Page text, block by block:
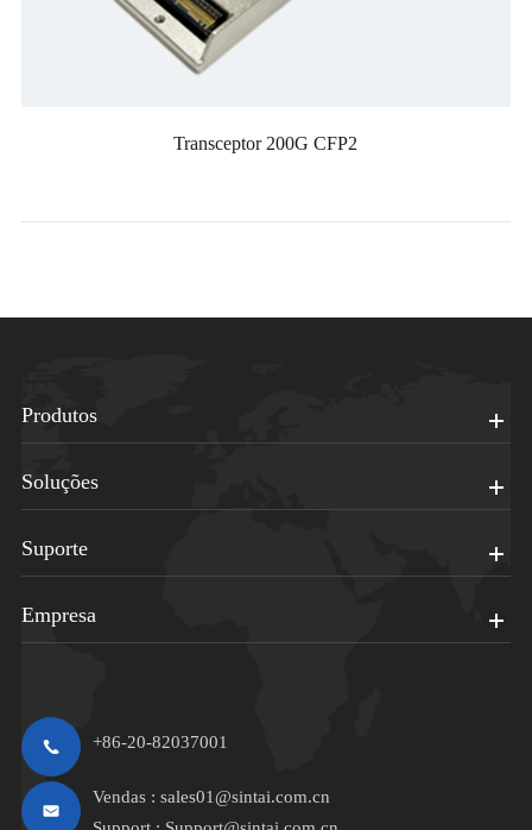
Transceptor 200G CFP2
Produtos
Soluções
Suporte
Empresa
+86-20-82037001
Vendas : sales01@sintai.com.cn